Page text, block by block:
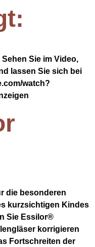
Sie im Video,
lassen Sie sich bei
watch?
die besonderen
kurzsichtigen Kindes
Sie Essilor®
korrigieren
Fortschreiten der